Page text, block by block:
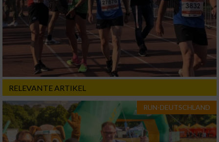
RELEVANTE ARTIKEL
RUN-DEUTSCHLAND
Funktional
Werbung